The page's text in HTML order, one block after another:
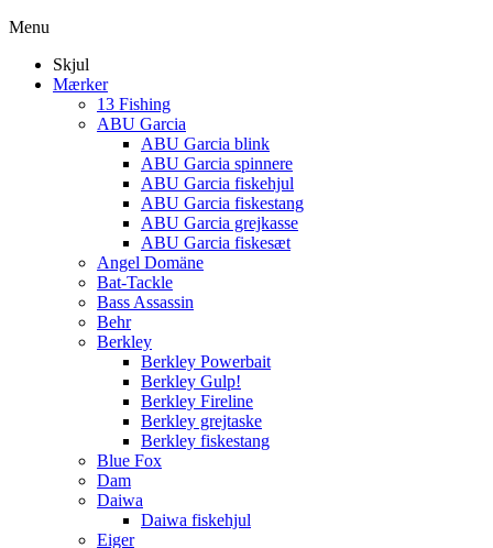
Menu
Skjul
Mærker
13 Fishing
ABU Garcia
ABU Garcia blink
ABU Garcia spinnere
ABU Garcia fiskehjul
ABU Garcia fiskestang
ABU Garcia grejkasse
ABU Garcia fiskesæt
Angel Domäne
Bat-Tackle
Bass Assassin
Behr
Berkley
Berkley Powerbait
Berkley Gulp!
Berkley Fireline
Berkley grejtaske
Berkley fiskestang
Blue Fox
Dam
Daiwa
Daiwa fiskehjul
Eiger